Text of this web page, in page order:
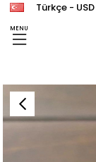
MENU
Türkçe - USD